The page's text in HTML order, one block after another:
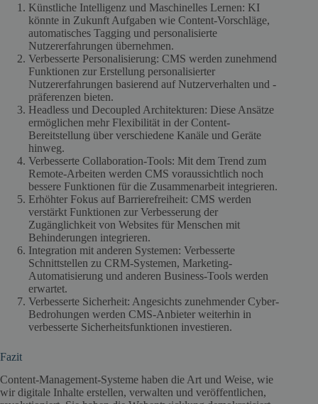
Künstliche Intelligenz und Maschinelles Lernen: KI
könnte in Zukunft Aufgaben wie Content-Vorschläge,
automatisches Tagging und personalisierte
Nutzererfahrungen übernehmen.
Verbesserte Personalisierung: CMS werden zunehmend
Funktionen zur Erstellung personalisierter
Nutzererfahrungen basierend auf Nutzerverhalten und -
präferenzen bieten.
Headless und Decoupled Architekturen: Diese Ansätze
ermöglichen mehr Flexibilität in der Content-
Bereitstellung über verschiedene Kanäle und Geräte
hinweg.
Verbesserte Collaboration-Tools: Mit dem Trend zum
Remote-Arbeiten werden CMS voraussichtlich noch
bessere Funktionen für die Zusammenarbeit integrieren.
Erhöhter Fokus auf Barrierefreiheit: CMS werden
verstärkt Funktionen zur Verbesserung der
Zugänglichkeit von Websites für Menschen mit
Behinderungen integrieren.
Integration mit anderen Systemen: Verbesserte
Schnittstellen zu CRM-Systemen, Marketing-
Automatisierung und anderen Business-Tools werden
erwartet.
Verbesserte Sicherheit: Angesichts zunehmender Cyber-
Bedrohungen werden CMS-Anbieter weiterhin in
verbesserte Sicherheitsfunktionen investieren.
Fazit
Content-Management-Systeme haben die Art und Weise, wie
wir digitale Inhalte erstellen, verwalten und veröffentlichen,